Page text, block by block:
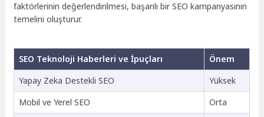
faktörlerinin değerlendirilmesi, başarılı bir SEO kampanyasının
temelini oluşturur.
SEO Teknoloji Haberleri ve İpuçları
Önem
Yapay Zeka Destekli SEO
Yüksek
Mobil ve Yerel SEO
Orta